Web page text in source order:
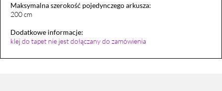
Maksymalna szerokość pojedynczego arkusza:
200 cm
Dodatkowe informacje:
klej do tapet nie jest dołączany do zamówienia